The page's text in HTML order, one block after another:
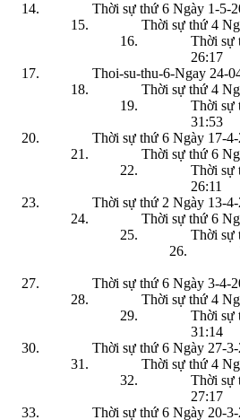
Thời sự thứ 6 Ngày 1-5-
Thời sự thứ 4
Thời sự
26:17
Thoi-su-thu-6-Ngay 24-
Thời sự thứ 4
Thời sự
31:53
Thời sự thứ 6 Ngày 17-
Thời sự thứ 6
Thời sự
26:11
Thời sự thứ 2 Ngày 13-
Thời sự thứ 6
Thời sự
Thời sự thứ 6 Ngày 3-4-
Thời sự thứ 4
Thời sự
31:14
Thời sự thứ 6 Ngày 27-
Thời sự thứ 4
Thời sự
27:17
Thời sự thứ 6 Ngày 20-